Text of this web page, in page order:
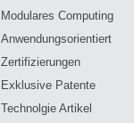
Modulares Computing
Anwendungsorientiert
Zertifizierungen
Exklusive Patente
Technolgie Artikel